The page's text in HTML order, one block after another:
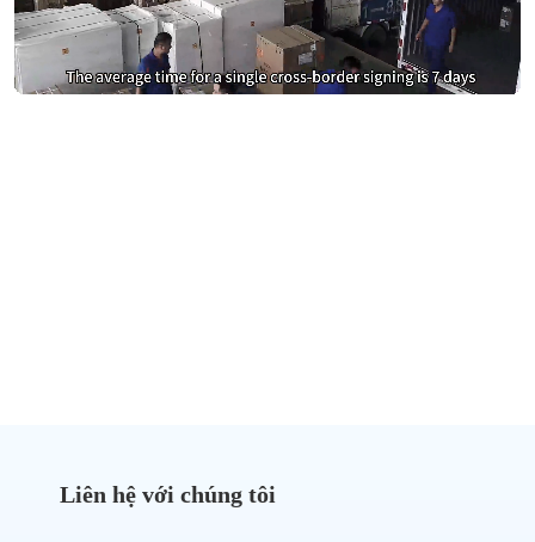
Liên hệ với chúng tôi